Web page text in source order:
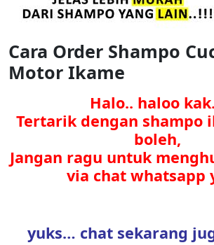
Cara Order Shampo
Motor Ikame
Halo.. haloo
Tertarik dengan shampo
boleh,
Jangan ragu untuk
via chat whatsapp
yuks… chat sekarang